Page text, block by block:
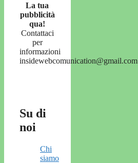
La tua
pubblicità
qua!
Contattaci
per
informazioni
insidewebcomunication@gmail.com
Su di
noi
Chi
siamo